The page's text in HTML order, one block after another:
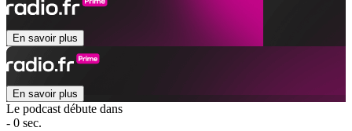
En savoir plus
En savoir plus
Le podcast débute dans
- 0 sec.